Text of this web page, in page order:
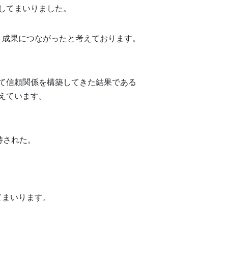
まいりました。
果につながったと考えております。
信頼関係を構築してきた結果である
います。
れた。
いります。